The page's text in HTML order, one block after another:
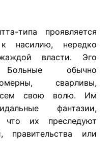
типа проявляется
насилию, нередко
власти. Эго
Больные обычно
сварливы,
свою волю. Им
фантазии,
их преследуют
правительства или